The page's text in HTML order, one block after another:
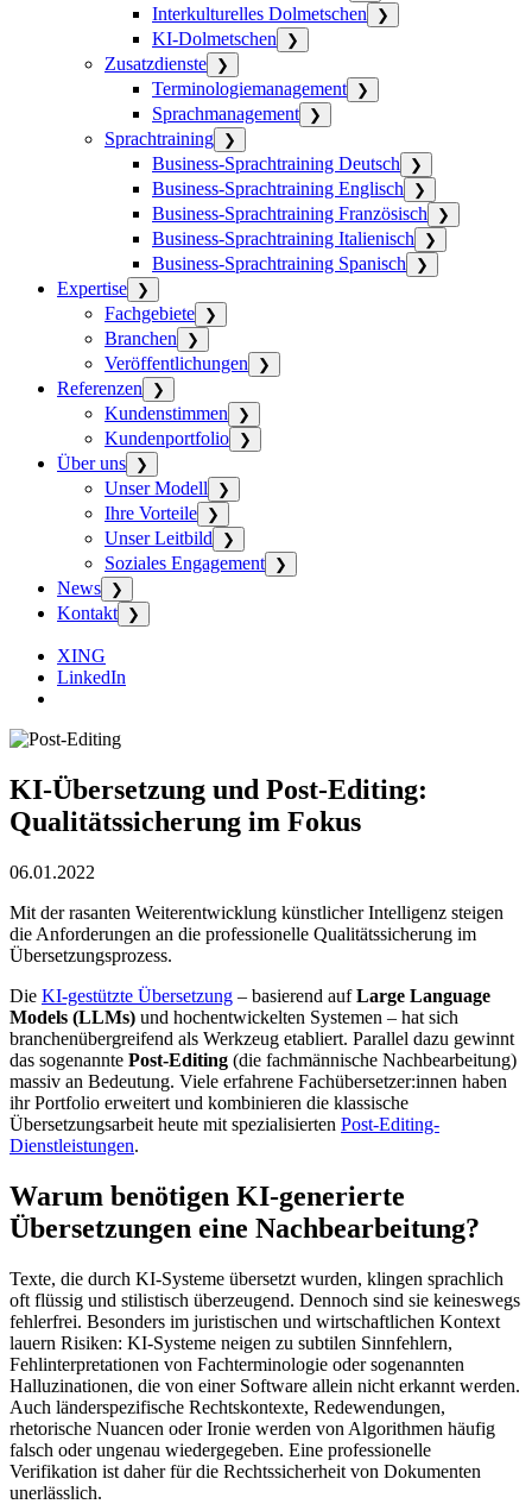
Interkulturelles Dolmetschen ❯
KI-Dolmetschen ❯
Zusatzdienste ❯
Terminologiemanagement ❯
Sprachmanagement ❯
Sprachtraining ❯
Business-Sprachtraining Deutsch ❯
Business-Sprachtraining Englisch ❯
Business-Sprachtraining Französisch ❯
Business-Sprachtraining Italienisch ❯
Business-Sprachtraining Spanisch ❯
Expertise ❯
Fachgebiete ❯
Branchen ❯
Veröffentlichungen ❯
Referenzen ❯
Kundenstimmen ❯
Kundenportfolio ❯
Über uns ❯
Unser Modell ❯
Ihre Vorteile ❯
Unser Leitbild ❯
Soziales Engagement ❯
News ❯
Kontakt ❯
XING
LinkedIn
KI-Übersetzung und Post-Editing:
Qualitätssicherung im Fokus
06.01.2022
Mit der rasanten Weiterentwicklung künstlicher Intelligenz steigen
die Anforderungen an die professionelle Qualitätssicherung im
Übersetzungsprozess.
Die KI-gestützte Übersetzung – basierend aufLarge Language
Models (LLMs) und hochentwickelten Systemen – hat sich
branchenübergreifend als Werkzeug etabliert. Parallel dazu gewinnt
das sogenannte Post-Editing (die fachmännische Nachbearbeitung)
massiv an Bedeutung. Viele erfahrene Fachübersetzer:innen haben
ihr Portfolio erweitert und kombinieren die klassische
Übersetzungsarbeit heute mit spezialisierten Post-Editing-
Dienstleistungen.
Warum benötigen KI-generierte
Übersetzungen eine Nachbearbeitung?
Texte, die durch KI-Systeme übersetzt wurden, klingen sprachlich
oft flüssig und stilistisch überzeugend. Dennoch sind sie keineswegs
fehlerfrei. Besonders im juristischen und wirtschaftlichen Kontext
lauern Risiken: KI-Systeme neigen zu subtilen Sinnfehlern,
Fehlinterpretationen von Fachterminologie oder sogenannten
Halluzinationen, die von einer Software allein nicht erkannt werden.
Auch länderspezifische Rechtskontexte, Redewendungen,
rhetorische Nuancen oder Ironie werden von Algorithmen häufig
falsch oder ungenau wiedergegeben. Eine professionelle
Verifikation ist daher für die Rechtssicherheit von Dokumenten
unerlässlich.